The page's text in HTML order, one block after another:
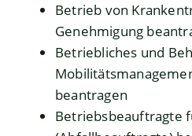
Betrieb von
Genehmigung
Betriebliches und
beantragen
Betriebsbeauftragte